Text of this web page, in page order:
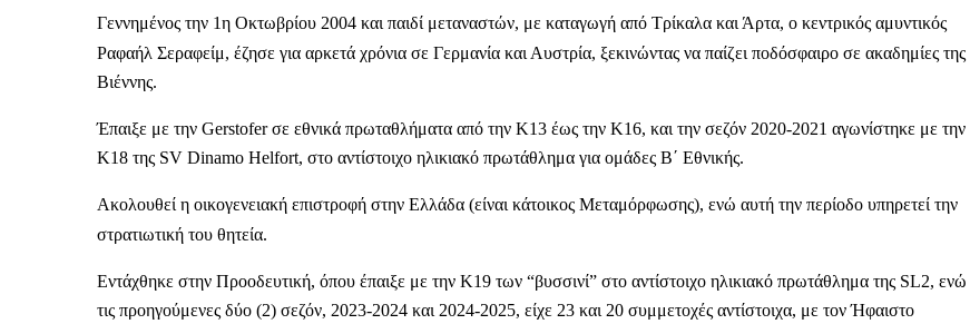
Γεννημένος την 1η Οκτωβρίου 2004 και παιδί μεταναστών, με καταγωγή από Τρίκαλα και Άρτα, ο κεντρικός αμυντικός
Ραφαήλ Σεραφείμ, έζησε για αρκετά χρόνια σε Γερμανία και Αυστρία, ξεκινώντας να παίζει ποδόσφαιρο σε ακαδημίες της
Βιέννης.
Έπαιξε με την Gerstofer σε εθνικά πρωταθλήματα από την Κ13 έως την Κ16, και την σεζόν 2020-2021 αγωνίστηκε με την
Κ18 της SV Dinamo Helfort, στο αντίστοιχο ηλικιακό πρωτάθλημα για ομάδες Β΄ Εθνικής.
Ακολουθεί η οικογενειακή επιστροφή στην Ελλάδα (είναι κάτοικος Μεταμόρφωσης), ενώ αυτή την περίοδο υπηρετεί την
στρατιωτική του θητεία.
Εντάχθηκε στην Προοδευτική, όπου έπαιξε με την Κ19 των “βυσσινί” στο αντίστοιχο ηλικιακό πρωτάθλημα της SL2, ενώ
τις προηγούμενες δύο (2) σεζόν, 2023-2024 και 2024-2025, είχε 23 και 20 συμμετοχές αντίστοιχα, με τον Ήφαιστο